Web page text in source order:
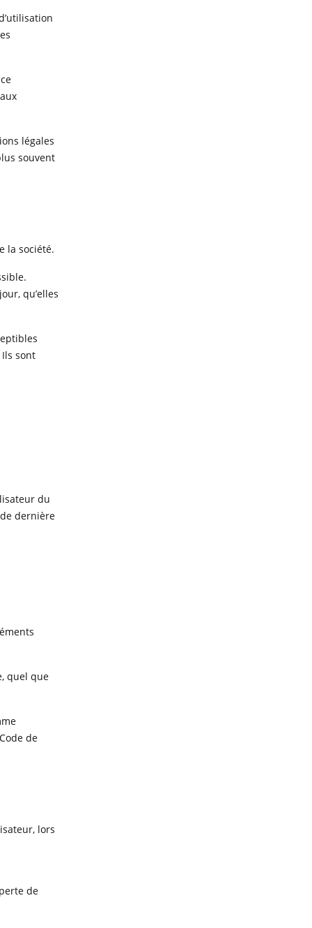
légales
souvent
la société.
qu’elles
sont
du
dernière
quel que
de
lors
de